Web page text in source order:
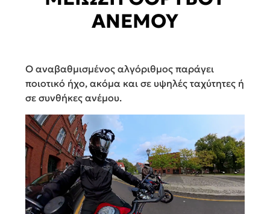
ΑΝΕΜΟΥ
Ο αναβαθμισμένος αλγόριθμος παράγει
ποιοτικό ήχο, ακόμα και σε υψηλές ταχύτητες ή
σε συνθήκες ανέμου.